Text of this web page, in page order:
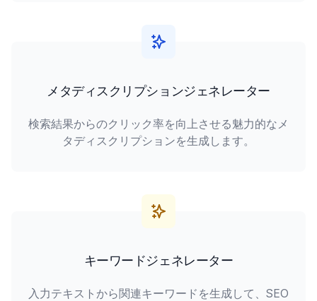
メタディスクリプションジェネレーター
検索結果からのクリック率を向上させる魅力的なメ
タディスクリプションを生成します。
キーワードジェネレーター
入力テキストから関連キーワードを生成して、SEO